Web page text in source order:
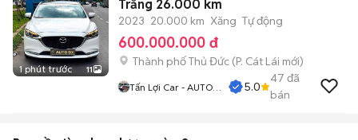
1 phút trước 11
Trắng 26.000 km
2023 20.000 km Xăng Tự động
600.000.000 đ
Thành phố Thủ Đức (P. Cát Lái mới)
Tấn Lợi Car - AUTO
5.0
47 đã
bán